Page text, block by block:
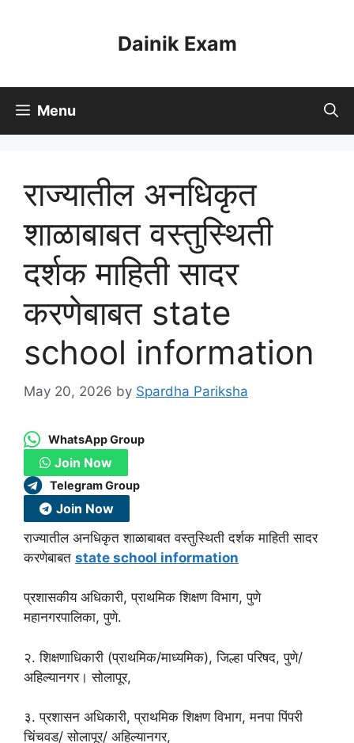
Dainik Exam
Menu
राज्यातील अनधिकृत
शाळाबाबत वस्तुस्थिती
दर्शक माहिती सादर
करणेबाबत state
school information
May 20, 2026 by Spardha Pariksha
WhatsApp Group
Join Now
Telegram Group
Join Now
राज्यातील अनधिकृत शाळाबाबत वस्तुस्थिती दर्शक माहिती सादर
करणेबाबत state school information
प्रशासकीय अधिकारी, प्राथमिक शिक्षण विभाग, पुणे
महानगरपालिका, पुणे.
२. शिक्षणाधिकारी (प्राथमिक/माध्यमिक), जिल्हा परिषद, पुणे/
अहिल्यानगर। सोलापूर,
३. प्रशासन अधिकारी, प्राथमिक शिक्षण विभाग, मनपा पिंपरी
चिंचवड/ सोलापूर/ अहिल्यानगर,